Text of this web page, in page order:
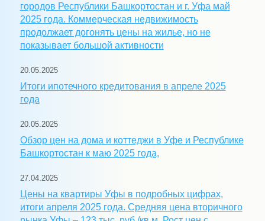
городов Республики Башкортостан и г. Уфа май
2025 года. Коммерческая недвижимость
продолжает догонять цены на жилье, но не
показывает большой активности
20.05.2025
Итоги ипотечного кредитования в апреле 2025
года
20.05.2025
Обзор цен на дома и коттеджи в Уфе и Республике
Башкортостан к маю 2025 года,
27.04.2025
Цены на квартиры Уфы в подробных цифрах,
итоги апреля 2025 года. Средняя цена вторичного